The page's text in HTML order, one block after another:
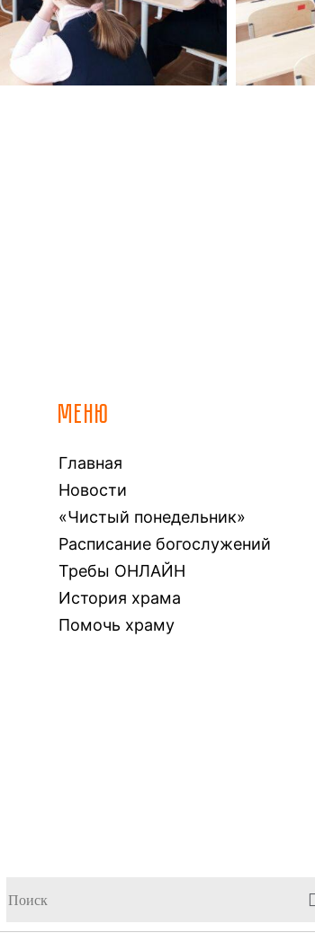
МЕНЮ
Главная
Новости
«Чистый понедельник»
Расписание богослужений
Требы ОНЛАЙН
История храма
Помочь храму